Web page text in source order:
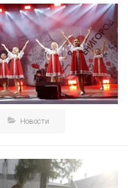
Новости